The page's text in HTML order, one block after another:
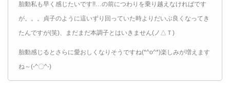
胎動私も早く感じたいです!!…の前につわりを乗り越えなければです
が。。。貞子のように這いずり回っていた時よりだいぶ良くなってき
たんですが(笑)、まだまだ本調子とはいきません(ノ△Ｔ)
胎動感じるとさらに愛おしくなりそうですね(*^o^*)楽しみが増えます
ね～(-^〇^-)